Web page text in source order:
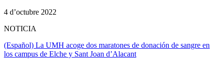
4 d’octubre 2022
NOTICIA
(Español) La UMH acoge dos maratones de donación de sangre en
los campus de Elche y Sant Joan d’Alacant